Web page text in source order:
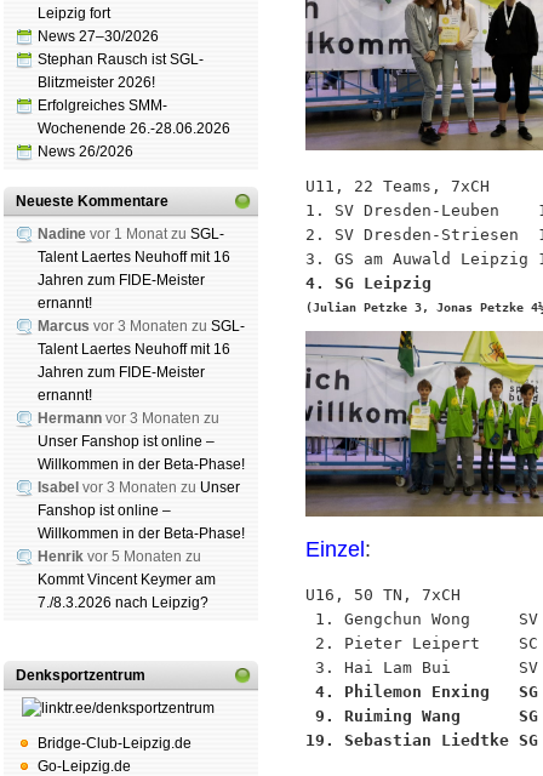
Leipzig fort
News 27–30/2026
Stephan Rausch ist SGL-
Blitzmeister 2026!
Erfolgreiches SMM-
Wochenende 26.-28.06.2026
News 26/2026
Neueste Kommentare
Nadine vor 1 Monat zu SGL-
Talent Laertes Neuhoff mit 16
Jahren zum FIDE-Meister
ernannt!
Marcus vor 3 Monaten zu SGL-
Talent Laertes Neuhoff mit 16
Jahren zum FIDE-Meister
ernannt!
Hermann vor 3 Monaten zu
Unser Fanshop ist online –
Willkommen in der Beta-Phase!
Isabel vor 3 Monaten zu Unser
Fanshop ist online –
Willkommen in der Beta-Phase!
Henrik vor 5 Monaten zu
Kommt Vincent Keymer am
7./8.3.2026 nach Leipzig?
Denksportzentrum
Bridge-Club-Leipzig.de
Go-Leipzig.de
U11, 22 Teams, 7xCH
1. SV Dresden-Leuben
2. SV Dresden-Striesen
(Julian Petzke 3, Jonas Petzke
Einzel :
U16, 50 TN, 7xCH
1. Gengchun Wong     SV
2. Pieter Leipert
4. Philemon Enxing
9. Ruiming Wang
19. Sebastian Liedtke